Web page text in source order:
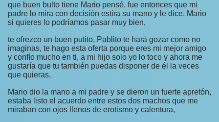
que buen bulto tiene Mario pensé, fue entonces que mi
padre lo mira con decisión estira su mano y le dice, Mario
si quieres lo podríamos pasar muy bien,
te ofrezco un buen putito, Pablito te hará gozar como no
imaginas, te hago esta oferta porque eres mi mejor amigo
y confío mucho en ti, a mi hijo solo yo lo toco y ahora me
gustaría que tu también puedas disponer de él la veces
que quieras,
Mario dio la mano a mi padre y se dieron un fuerte apretón,
estaba listo el acuerdo entre estos dos machos que me
miraban con ojos llenos de erotismo y calentura,